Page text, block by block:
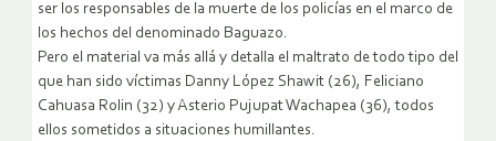
ser los responsables de la muerte de los policías en el marco de
los hechos del denominado Baguazo.
Pero el material va más allá y detalla el maltrato de todo tipo del
que han sido víctimas Danny López Shawit (26), Feliciano
Cahuasa Rolin (32) y Asterio Pujupat Wachapea (36), todos
ellos sometidos a situaciones humillantes.